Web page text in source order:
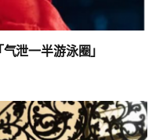
泄一半游泳圈」